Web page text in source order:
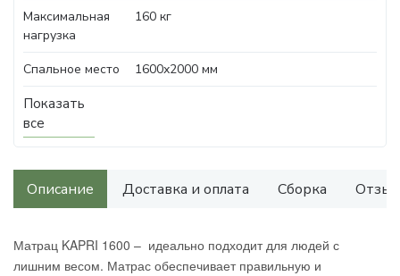
Максимальная
нагрузка
160 кг
Спальное место 1600х2000 мм
Показать
все
Описание Доставка и оплата Сборка
Матрац KAPRI 1600 – идеально подходит для людей с
лишним весом. Матрас обеспечивает правильную и